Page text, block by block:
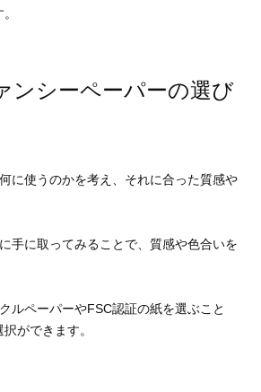
ンシーペーパーの選び
に使うのかを考え、それに合った質感や
手に取ってみることで、質感や色合いを
ルペーパーやFSC認証の紙を選ぶこと
ができます。